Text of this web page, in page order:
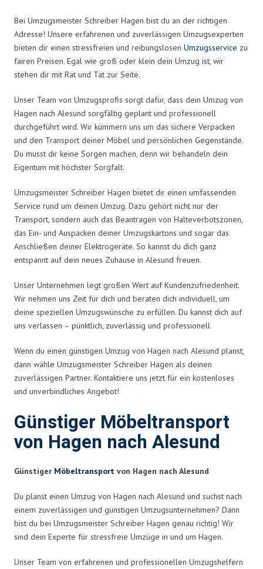
Bei Umzugsmeister Schreiber Hagen bist du an der richtigen
Adresse! Unsere erfahrenen und zuverlässigen Umzugsexperten
bieten dir einen stressfreien und reibungslosen Umzugsservice zu
fairen Preisen. Egal wie groß oder klein dein Umzug ist, wir
stehen dir mit Rat und Tat zur Seite.
Unser Team von Umzugsprofis sorgt dafür, dass dein Umzug von
Hagen nach Alesund sorgfältig geplant und professionell
durchgeführt wird. Wir kümmern uns um das sichere Verpacken
und den Transport deiner Möbel und persönlichen Gegenstände.
Du musst dir keine Sorgen machen, denn wir behandeln dein
Eigentum mit höchster Sorgfalt.
Umzugsmeister Schreiber Hagen bietet dir einen umfassenden
Service rund um deinen Umzug. Dazu gehört nicht nur der
Transport, sondern auch das Beantragen von Halteverbotszonen,
das Ein- und Auspacken deiner Umzugskartons und sogar das
Anschließen deiner Elektrogeräte. So kannst du dich ganz
entspannt auf dein neues Zuhause in Alesund freuen.
Unser Unternehmen legt großen Wert auf Kundenzufriedenheit.
Wir nehmen uns Zeit für dich und beraten dich individuell, um
deine speziellen Umzugswünsche zu erfüllen. Du kannst dich auf
uns verlassen – pünktlich, zuverlässig und professionell.
Wenn du einen günstigen Umzug von Hagen nach Alesund planst,
dann wähle Umzugsmeister Schreiber Hagen als deinen
zuverlässigen Partner. Kontaktiere uns jetzt für ein kostenloses
und unverbindliches Angebot!
Günstiger Möbeltransport
von Hagen nach Alesund
Günstiger Möbeltransport von Hagen nach Alesund
Du planst einen Umzug von Hagen nach Alesund und suchst nach
einem zuverlässigen und günstigen Umzugsunternehmen? Dann
bist du bei Umzugsmeister Schreiber Hagen genau richtig! Wir
sind dein Experte für stressfreie Umzüge in und um Hagen.
Unser Team von erfahrenen und professionellen Umzugshelfern